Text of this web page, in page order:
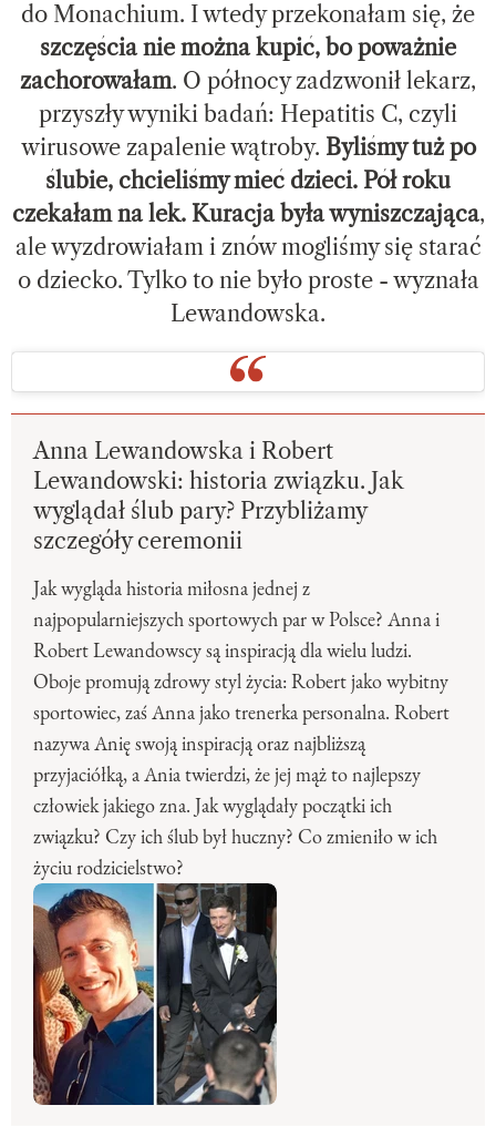
do Monachium. I wtedy przekonałam się, że
szczęścia nie można kupić, bo poważnie
zachorowałam. O północy zadzwonił lekarz,
przyszły wyniki badań: Hepatitis C, czyli
wirusowe zapalenie wątroby. Byliśmy tuż po
ślubie, chcieliśmy mieć dzieci. Pół roku
czekałam na lek. Kuracja była wyniszczająca,
ale wyzdrowiałam i znów mogliśmy się starać
o dziecko. Tylko to nie było proste - wyznała
Lewandowska.
Anna Lewandowska i Robert
Lewandowski: historia związku. Jak
wyglądał ślub pary? Przybliżamy
szczegóły ceremonii
Jak wygląda historia miłosna jednej z
najpopularniejszych sportowych par w Polsce? Anna i
Robert Lewandowscy są inspiracją dla wielu ludzi.
Oboje promują zdrowy styl życia: Robert jako wybitny
sportowiec, zaś Anna jako trenerka personalna. Robert
nazywa Anię swoją inspiracją oraz najbliższą
przyjaciółką, a Ania twierdzi, że jej mąż to najlepszy
człowiek jakiego zna. Jak wyglądały początki ich
związku? Czy ich ślub był huczny? Co zmieniło w ich
życiu rodzicielstwo?